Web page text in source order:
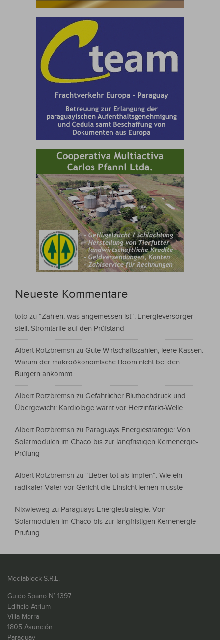
Neueste Kommentare
toto zu “Zahlen, was angemessen ist“: Energieversorger
stellt Stromtarife auf den Prüfstand
Albert Rotzbremsn zu Gute Wirtschaftszahlen, leere Kassen:
Warum der makroökonomische Boom nicht bei den
Bürgern ankommt
Albert Rotzbremsn zu Gefährlicher Bluthochdruck und
Übergewicht: Kardiologe warnt vor Herzinfarkt-Welle
Albert Rotzbremsn zu Paraguays Energiestrategie: Von
Solarmodulen im Chaco bis zur langfristigen Kernenergie-
Prüfung
Albert Rotzbremsn zu “Lieber tot als impfen“: Wie ein
radikaler Vater vor Gericht die Einsicht lernen musste
Nixwieweg zu Paraguays Energiestrategie: Von
Solarmodulen im Chaco bis zur langfristigen Kernenergie-
Prüfung
Mediablock S.R.L.
Guido Spano N° 1397
Edificio Atrium
Villa Morra
1805 Asunción
Paraguay